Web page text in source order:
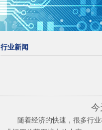
行业新闻
今
随着经济的快速，很多行业